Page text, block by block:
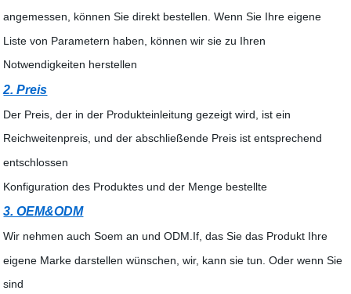
angemessen, können Sie direkt bestellen. Wenn Sie Ihre eigene
Liste von Parametern haben, können wir sie zu Ihren
Notwendigkeiten herstellen
2. Preis
Der Preis, der in der Produkteinleitung gezeigt wird, ist ein
Reichweitenpreis, und der abschließende Preis ist entsprechend
entschlossen
Konfiguration des Produktes und der Menge bestellte
3. OEM&ODM
Wir nehmen auch Soem an und ODM.If, das Sie das Produkt Ihre
eigene Marke darstellen wünschen, wir, kann sie tun. Oder wenn Sie
sind